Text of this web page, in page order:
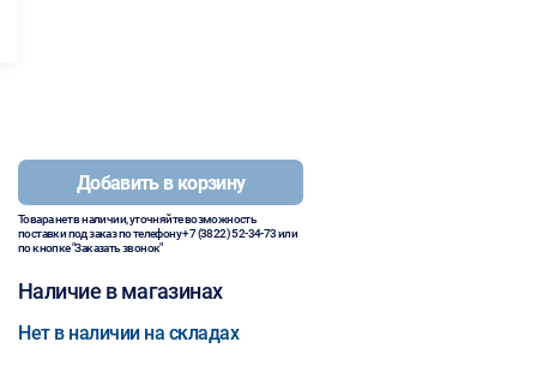
Добавить в корзину
Товара нет в наличии, уточняйте возможность
поставки под заказ по телефону+7 (3822) 52-34-73или
по кнопке "Заказать звонок"
Наличие в магазинах
Нет в наличии на складах